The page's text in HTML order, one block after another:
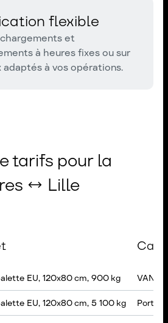
flexible
et
à heures fixes ou sur
adaptés à vos opérations.
tarifs pour la
↔ Lille
EU, 120x80 cm, 900 kg VAN,
EU, 120x80 cm, 5 100 kg